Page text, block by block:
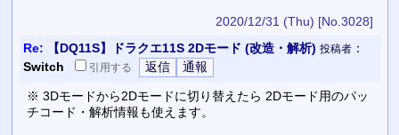
2020/12/31 (Thu) [No.3028]
Re: 【DQ11S】ドラクエ11S 2Dモード (改造・解析) 投稿者：
Switch
引用する
※ 3Dモードから2Dモードに切り替えたら 2Dモード用のパッ
チコード・解析情報も使えます。